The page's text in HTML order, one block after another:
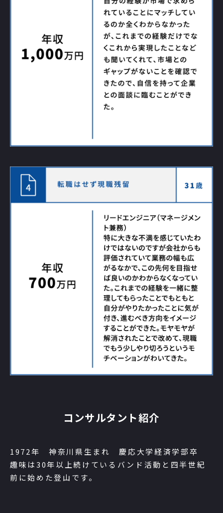
コンサルタント紹介
1972年 神奈川県生まれ 慶応大学経済学部卒
趣味は30年以上続けているバンド活動と四半世紀
前に始めた登山です。